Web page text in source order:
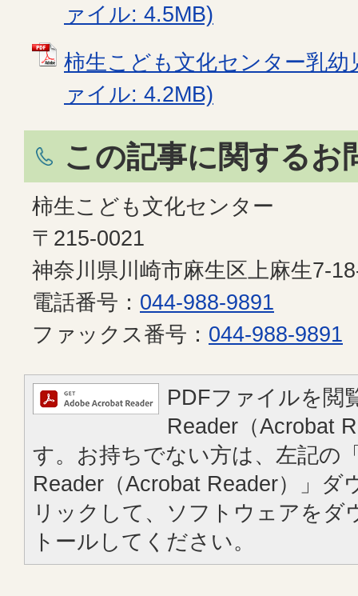
ァイル: 4.5MB)
柿生こども文化センター乳
ァイル: 4.2MB)
この記事に関するお
柿生こども文化センター
〒215-0021
神奈川県川崎市麻生区上麻生7-
電話番号： 044-988-9891
ファックス番号： 044-988-9891
PDFファイルを閲
Reader（Acrobat
す。お持ちでない方は、左記の
Reader（Acrobat Reader）」ダ
リックして、ソフトウェアをダ
トールしてください。